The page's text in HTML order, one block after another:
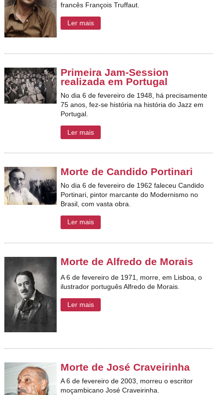
francês François Truffaut.
Ler mais
Primeira Jam-Session
realizada em Portugal
No dia 6 de fevereiro de 1948, há precisamente
75 anos, fez-se história na história do Jazz em
Portugal.
Ler mais
Morte de Candido Portinari
No dia 6 de fevereiro de 1962 faleceu Candido
Portinari, pintor marcante do Modernismo no
Brasil, com vasta obra.
Ler mais
Morte de Alfredo de Morais
A 6 de fevereiro de 1971, morre, em Lisboa, o
ilustrador português Alfredo de Morais.
Ler mais
Morte de José Craveirinha
A 6 de fevereiro de 2003, morreu o escritor
moçambicano José Craveirinha.